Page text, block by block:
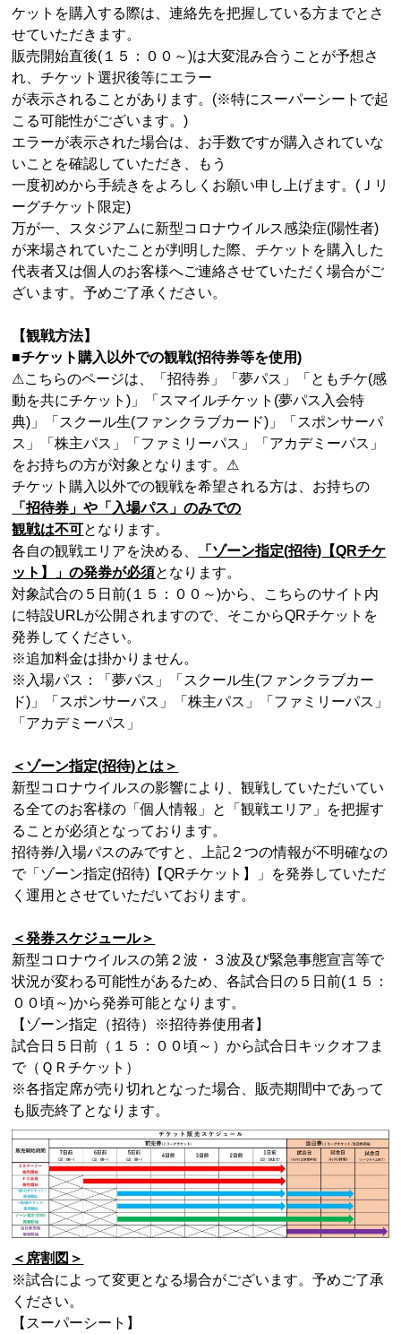
ケットを購入する際は、連絡先を把握している方までとさ
せていただきます。
販売開始直後( １５：００～)は大変混み合うことが予想さ
れ、チケット選択後等にエラー
が表示されることがあります。 (※特にスーパーシートで起
こる可能性がございます。)
エラーが表示された場合は、お手数ですが購入されていな
いことを確認していただき、もう
一度初めから手続きをよろしくお願い申し上げます。 ( Ｊリ
ーグチケット限定)
万が一、スタジアムに新型コロナウイルス感染症(陽性者)
が来場されていたことが判明した際、チケットを購入した
代表者又は個人のお客様へご連絡させていただく場合がご
ざいます。予めご了承ください。
【観戦方法】
■チケット購入以外での観戦(招待券等を使用)
⚠こちらのページは、「招待券」「夢パス」「ともチケ(感
動を共にチケット) 」「スマイルチケット (夢パス入会特
典) 」「スクール生(ファンクラブカード) 」「スポンサーパ
ス」「株主パス」「ファミリーパス」「アカデミーパス」
をお持ちの方が対象となります。⚠
チケット購入以外での観戦を希望される方は、お持ちの
「招待券」や「入場パス」のみでの
観戦は不可となります。
各自の観戦エリアを決める、
「ゾーン指定(招待) 【QRチケ
ット】」の発券が必須となります。
対象試合の５日前( １５：００～)から、こちらのサイト内
に特設URLが公開されますので、そこからQRチケットを
発券してください。
※追加料金は掛かりません。
※入場パス：「夢パス」「スクール生(ファンクラブカー
ド) 」「スポンサーパス」「株主パス」「ファミリーパス」
「アカデミーパス」
＜ゾーン指定(招待)とは＞
新型コロナウイルスの影響により、観戦していただいてい
る全てのお客様の「個人情報」と「観戦エリア」を把握す
ることが必須となっております。
招待券/入場パスのみですと、上記２つの情報が不明確なの
で「ゾーン指定(招待) 【QRチケット】」を発券していただ
く運用とさせていただいております。
＜発券スケジュール＞
新型コロナウイルスの第２波・３波及び緊急事態宣言等で
状況が変わる可能性があるため、各試合日の５日前( １５：
００頃～)から発券可能となります。
【ゾーン指定（招待）※招待券使用者】
試合日５日前（１５：００頃～）から試合日キックオフま
で（ＱＲチケット）
※各指定席が売り切れとなった場合、販売期間中であって
も販売終了となります。
＜席割図＞
※試合によって変更となる場合がございます。予めご了承
ください。
【スーパーシート】